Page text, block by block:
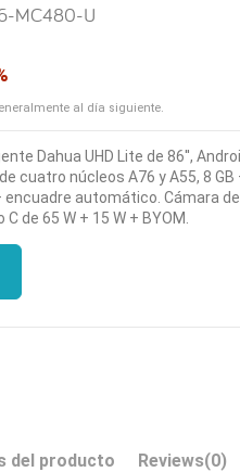
MC480-U
al día siguiente.
Dahua UHD Lite de 86'',
cuatro núcleos A76 y A55, 8 GB
encuadre automático. Cámara
de 65 W + 15 W + BYOM.
del producto Reviews(0)